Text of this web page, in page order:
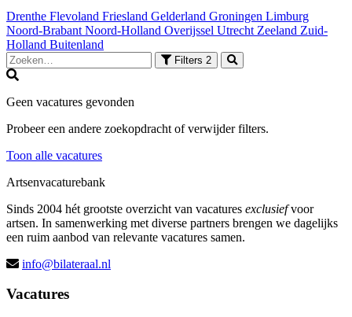
Drenthe Flevoland Friesland Gelderland Groningen Limburg
Noord-Brabant Noord-Holland Overijssel Utrecht Zeeland Zuid-
Holland Buitenland
Filters 2
Geen vacatures gevonden
Probeer een andere zoekopdracht of verwijder filters.
Toon alle vacatures
Artsenvacaturebank
Sinds 2004 hét grootste overzicht van vacatures exclusiefvoor
artsen. In samenwerking met diverse partners brengen we dagelijks
een ruim aanbod van relevante vacatures samen.
info@bilateraal.nl
Vacatures